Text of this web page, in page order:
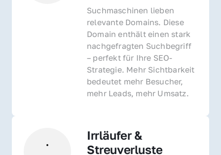
Suchmaschinen lieben
relevante Domains. Diese
Domain enthält einen stark
nachgefragten Suchbegriff
– perfekt für Ihre SEO-
Strategie. Mehr Sichtbarkeit
bedeutet mehr Besucher,
mehr Leads, mehr Umsatz.
Irrläufer &
Streuverluste